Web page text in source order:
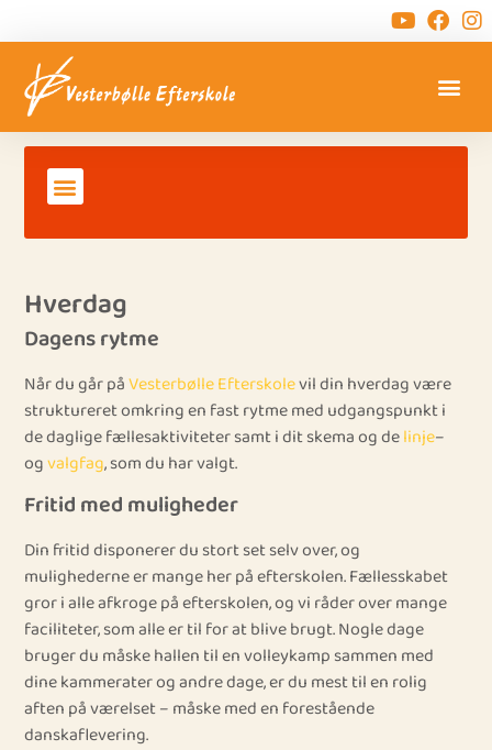
Hverdag
Dagens rytme
Når du går påVesterbølle Efterskolevil din hverdag være
struktureret omkring en fast rytme med udgangspunkt i
de daglige fællesaktiviteter samt i dit skema og delinje–
ogvalgfag, som du har valgt.
Fritid med muligheder
Din fritid disponerer du stort set selv over, og
mulighederne er mange her på efterskolen. Fællesskabet
gror i alle afkroge på efterskolen, og vi råder over mange
faciliteter, som alle er til for at blive brugt. Nogle dage
bruger du måske hallen til en volleykamp sammen med
dine kammerater og andre dage, er du mest til en rolig
aften på værelset – måske med en forestående
danskaflevering.